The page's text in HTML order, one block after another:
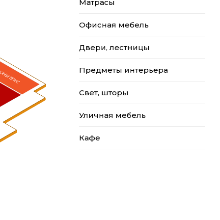
Матрасы
Офисная мебель
Двери, лестницы
Предметы интерьера
Свет, шторы
Уличная мебель
Кафе